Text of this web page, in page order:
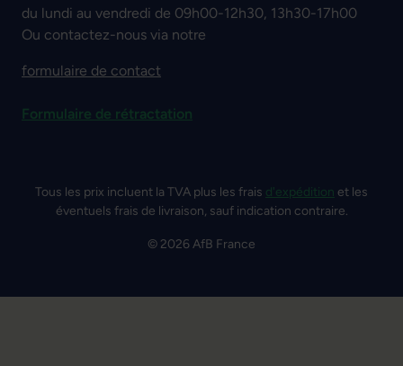
du lundi au vendredi de 09h00-12h30, 13h30-17h00
Ou contactez-nous via notre
formulaire de contact
Formulaire de rétractation
Tous les prix incluent la TVA plus les frais d'expédition et les
éventuels frais de livraison, sauf indication contraire.
© 2026 AfB France